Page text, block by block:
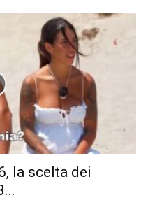
la scelta dei